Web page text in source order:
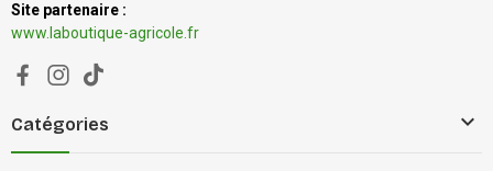
Site partenaire :
www.laboutique-agricole.fr
Catégories 